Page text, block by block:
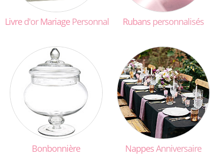
Livre d'orMariage Personnalisé Rubans personnalisés
Bonbonnière NappesAnniversaire